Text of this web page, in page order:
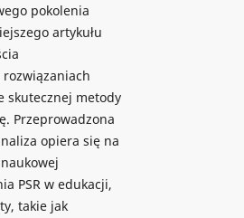
pokolenia
artykułu
skutecznej metody
Przeprowadzona
opiera się na
PSR w edukacji,
takie jak